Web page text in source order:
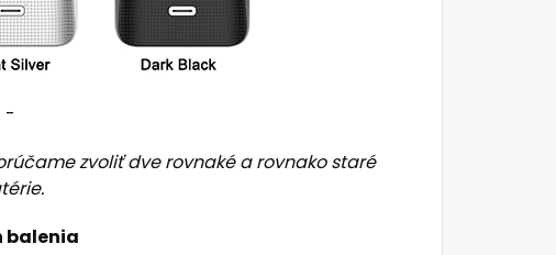
-
zvoliť dve rovnaké a rovnako staré
balenia